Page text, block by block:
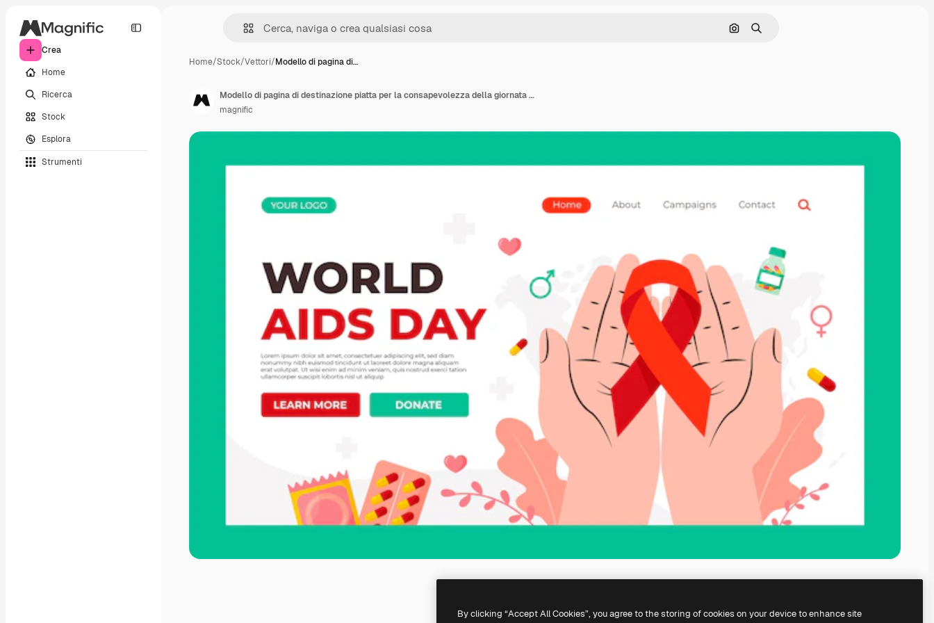
Crea
Home
Ricerca
Stock
Esplora
Strumenti
Cerca per immagine
Ricerca
Home/Stock/Vettori/Modello di pagina di…
Modello di pagina di destinazione piatta per la consapevolezza della giornata mondiale contro l'AIDS
magnific
By clicking “Accept All Cookies”, you agree to the storing of cookies on your device to enhance site